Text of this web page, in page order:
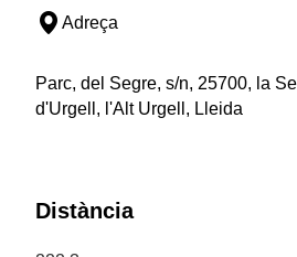
Adreça
Parc, del Segre, s/n, 25700, la
d'Urgell, l'Alt Urgell, Lleida
Distància